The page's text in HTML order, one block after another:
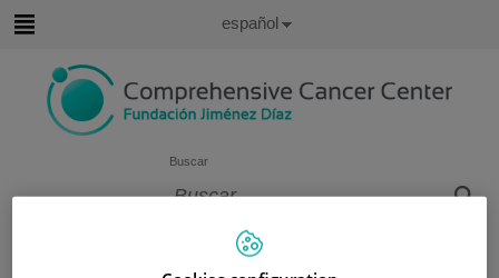
contenido
Buscar
Idioma
Español
ÁREA DEL PACIENTE